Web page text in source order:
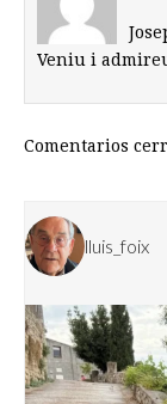
Veniu i
Comentarios
lluis_foix